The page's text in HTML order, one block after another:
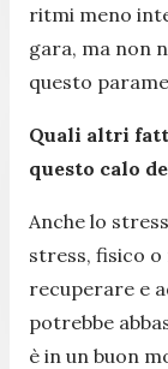
ritmi meno
gara, ma non
questo
Quali altri
questo calo
Anche lo
stress, fisico
recuperare e
potrebbe
è in un buon